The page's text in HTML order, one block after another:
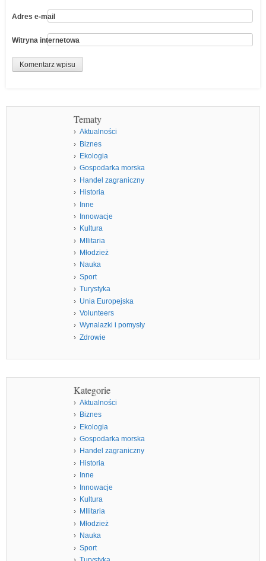
Adres e-mail
Witryna internetowa
Tematy
Aktualności
Biznes
Ekologia
Gospodarka morska
Handel zagraniczny
Historia
Inne
Innowacje
Kultura
MIlitaria
Młodzież
Nauka
Sport
Turystyka
Unia Europejska
Volunteers
Wynalazki i pomysły
Zdrowie
Kategorie
Aktualności
Biznes
Ekologia
Gospodarka morska
Handel zagraniczny
Historia
Inne
Innowacje
Kultura
MIlitaria
Młodzież
Nauka
Sport